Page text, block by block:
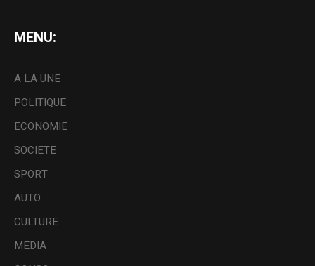
MENU:
A LA UNE
POLITIQUE
ECONOMIE
SOCIETE
SPORT
AUTO
CULTURE
MEDIA